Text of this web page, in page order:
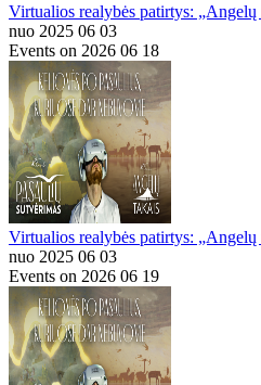
Virtualios realybės patirtys: „Angelų
nuo 2025 06 03
Events on 2026 06 18
Virtualios realybės patirtys: „Angelų
nuo 2025 06 03
Events on 2026 06 19